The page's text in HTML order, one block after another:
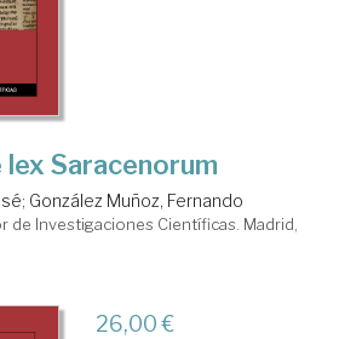
Saracenorum
; González Muñoz, Fernando
de Investigaciones Científicas. Madrid,
26,00 €